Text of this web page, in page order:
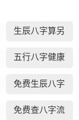
生辰八字算另
一半长相
五行八字健康
疾病测算
免费生辰八字
选车牌号
免费查八字流